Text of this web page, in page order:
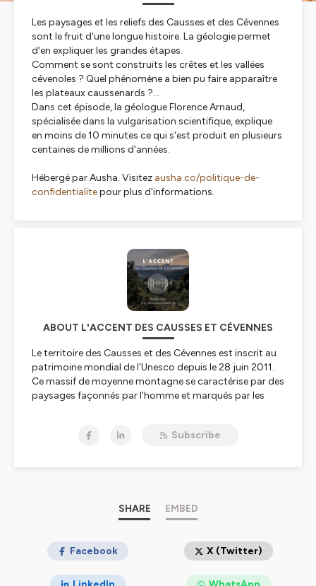
Les paysages et les reliefs des Causses et des Cévennes
sont le fruit d'une longue histoire. La géologie permet
d'en expliquer les grandes étapes.
Comment se sont construits les crêtes et les vallées
cévenoles ? Quel phénomène a bien pu faire apparaître
les plateaux caussenards ?...
Dans cet épisode, la géologue Florence Arnaud,
spécialisée dans la vulgarisation scientifique, explique
en moins de 10 minutes ce qui s'est produit en plusieurs
centaines de millions d'années.
Hébergé par Ausha. Visitez ausha.co/politique-de-
confidentialitepour plus d'informations.
ABOUT L'ACCENT DES CAUSSES ET CÉVENNES
Le territoire des Causses et des Cévennes est inscrit au
patrimoine mondial de l'Unesco depuis le 28 juin 2011.
Ce massif de moyenne montagne se caractérise par des
paysages façonnés par l'homme et marqués par les
cosmétique L'Accent utilise la châtaigne, le fruit
Cévennes et a imaginé ce podcast à l'occasion des 10
ans de leur labellisation par l'Unesco.
caractéristique, une spécificité, un lieu ou un aspect
est allé à la rencontre d'habitants, de professionnels, de
Subscribe
SHARE EMBED
Facebook X (Twitter)